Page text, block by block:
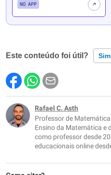
NO APP
Este conteúdo foi útil? Sim
Este conteúdo contém
Este conteúdo não tem a
Outro
Rafael C. Asth
Professor de
Ensino da Matemática e
como professor desde
educacionais online